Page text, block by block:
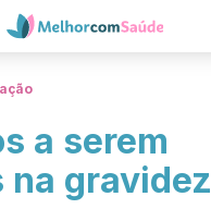
a serem
na gravidez